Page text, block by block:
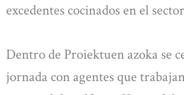
excedentes cocinados en el
Dentro de Proiektuen azoka se
jornada con agentes que